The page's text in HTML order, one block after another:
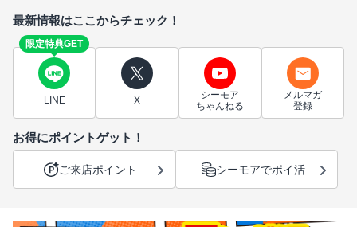
最新情報はここからチェック！
限定特典GET
LINE X
シーモア
ちゃんねる
メルマガ
登録
お得にポイントゲット！
ご来店ポイント シーモアでポイ活